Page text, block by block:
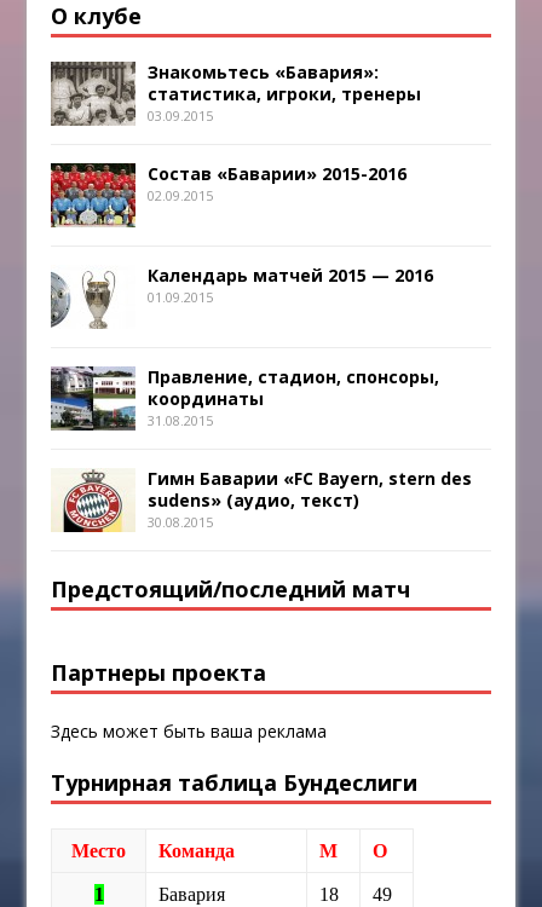
О клубе
Знакомьтесь «Бавария»:
статистика, игроки, тренеры
03.09.2015
Состав «Баварии» 2015-2016
02.09.2015
Календарь матчей 2015 — 2016
01.09.2015
Правление, стадион, спонсоры,
координаты
31.08.2015
Гимн Баварии «FC Bayern, stern des
sudens» (аудио, текст)
30.08.2015
Предстоящий/последний матч
Партнеры проекта
Здесь может быть ваша реклама
Турнирная таблица Бундеслиги
Место Команда М О
1 Бавария 18 49